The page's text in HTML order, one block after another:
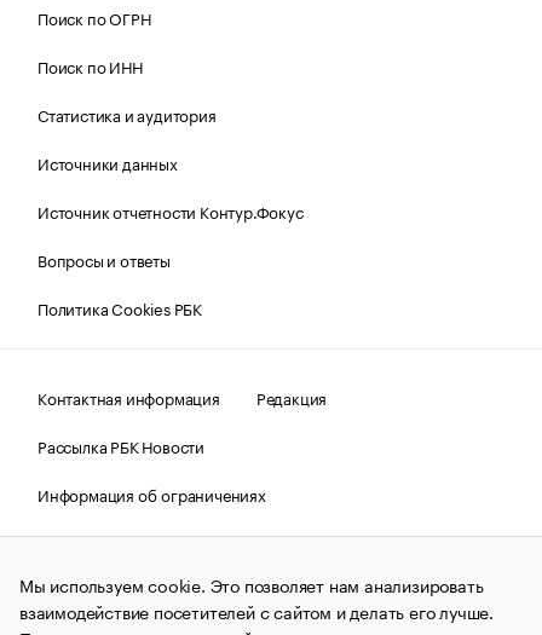
Поиск по ОГРН
Поиск по ИНН
Статистика и аудитория
Источники данных
Источник отчетности Контур.Фокус
Вопросы и ответы
Политика Cookies РБК
Контактная информация
Редакция
Рассылка РБК Новости
Информация об ограничениях
Правовая информация
О соблюдении авторских прав
© АО «РОСБИЗНЕСКОНСАЛТИНГ»,1995–2026.Сообщения
и материалы информационного агентства «РБК»
(зарегистрировано Федеральной службой по надзору в сфере
Мы используем cookie. Это позволяет нам анализировать
взаимодействие посетителей с сайтом и делать его лучше.